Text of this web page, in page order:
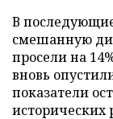
В
смешанную
просели на
вновь
показатели
исторических